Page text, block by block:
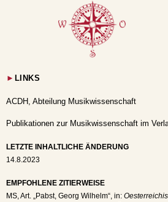
► LINKS
ACDH, Abteilung Musikwissenschaft
Publikationen zur Musikwissenschaft im
LETZTE INHALTLICHE ÄNDERUNG
14.8.2023
EMPFOHLENE ZITIERWEISE
MS, Art. „Pabst, Georg Wilhelm“, in: